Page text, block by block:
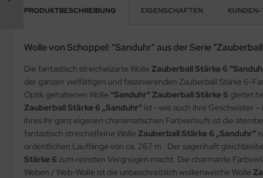
PRODUKTBESCHREIBUNG EIGENSCHAFTEN
Wolle von Schoppel: "Sanduhr" aus der Serie
Die fantastisch streichelzarte Wolle Zauberball Stärke 6
der ganzen vielfältigen und faszinierenden Zauberball Stärke 6-
Optik gehaltenen Wolle "Sanduhr" Zauberball Stärke 6 gleitet
Zauberball Stärke 6 „Sanduhr“ ist - wie auch ihre Geschwister
ihres ihr ganz eigenen charismatischen Farbverlaufs ist die
fantastisch streichelfeine Wolle Zauberball Stärke 6 „Sanduhr“
ordentlichen Lauflänge von ca. 267 m . Der sagenhaft
Stärke 6 zum reinsten Vergnügen macht. Die charmante
Weben / Web-Wolle ist die unbeschreiblich wolkenweiche Wolle